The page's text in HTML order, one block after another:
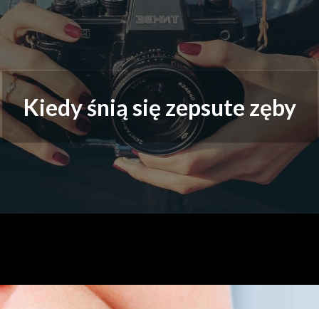
Moje absolutne must
Moje must have
Kiedy śnią się zepsute zęby